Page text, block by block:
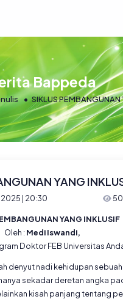
Bappeda
SIKLUS PEMBANGUNAN
YANG
| 20:30
YANG INKLUSIF
Oleh : Medi Iswandi,
Doktor FEB Universitas
denyut nadi kehidupan sebuah
sekadar deretan angka
kisah panjang tentang